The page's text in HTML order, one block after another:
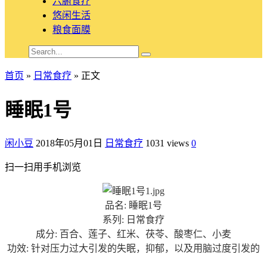
悠闲生活
粮食面膜
首页 » 日常食疗 » 正文
睡眠1号
闲小豆 2018年05月01日 日常食疗 1031 views 0
扫一扫用手机浏览
品名: 睡眠1号
系列: 日常食疗
成分: 百合、莲子、红米、茯苓、酸枣仁、小麦
功效: 针对压力过大引发的失眠，抑郁，以及用脑过度引发的